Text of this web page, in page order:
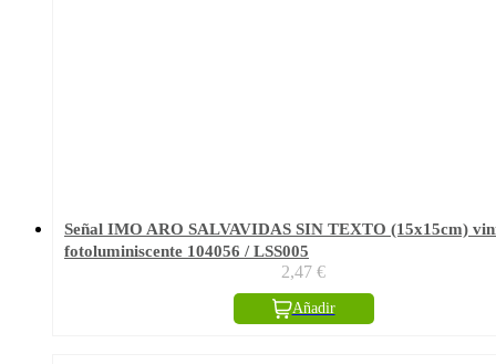
Señal IMO ARO SALVAVIDAS SIN TEXTO (15x15cm)
fotoluminiscente 104056 / LSS005
2,47 €
Añadir